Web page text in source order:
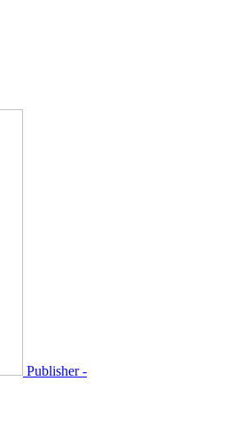
Publisher -